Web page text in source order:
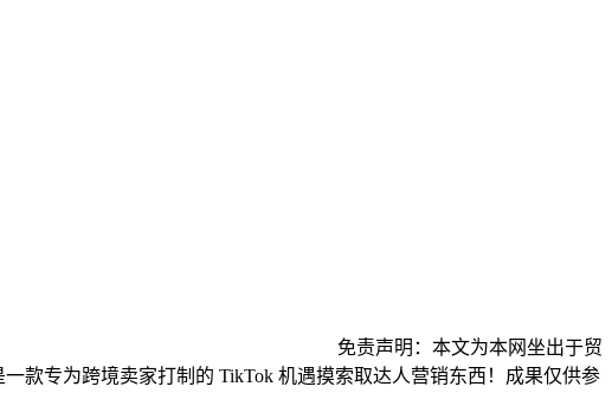
免责声明：本文为本网坐出于贸
专为跨境卖家打制的 TikTok 机遇摸索取达人营销东西！成果仅供参